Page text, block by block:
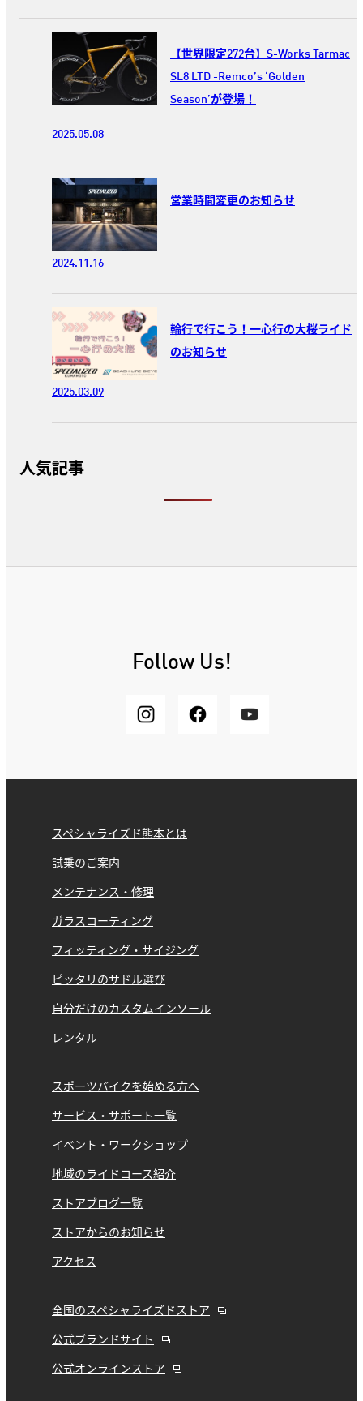
【世界限定272台】S-Works Tarmac
SL8 LTD -Remco’s ‘Golden
Season’が登場！
2025.05.08
営業時間変更のお知らせ
2024.11.16
輪行で行こう！一心行の大桜ライド
のお知らせ
2025.03.09
人気記事
Follow Us!
スペシャライズド熊本とは
試乗のご案内
メンテナンス・修理
ガラスコーティング
フィッティング・サイジング
ピッタリのサドル選び
自分だけのカスタムインソール
レンタル
スポーツバイクを始める方へ
サービス・サポート一覧
イベント・ワークショップ
地域のライドコース紹介
ストアブログ一覧
ストアからのお知らせ
アクセス
全国のスペシャライズドストア
公式ブランドサイト
公式オンラインストア